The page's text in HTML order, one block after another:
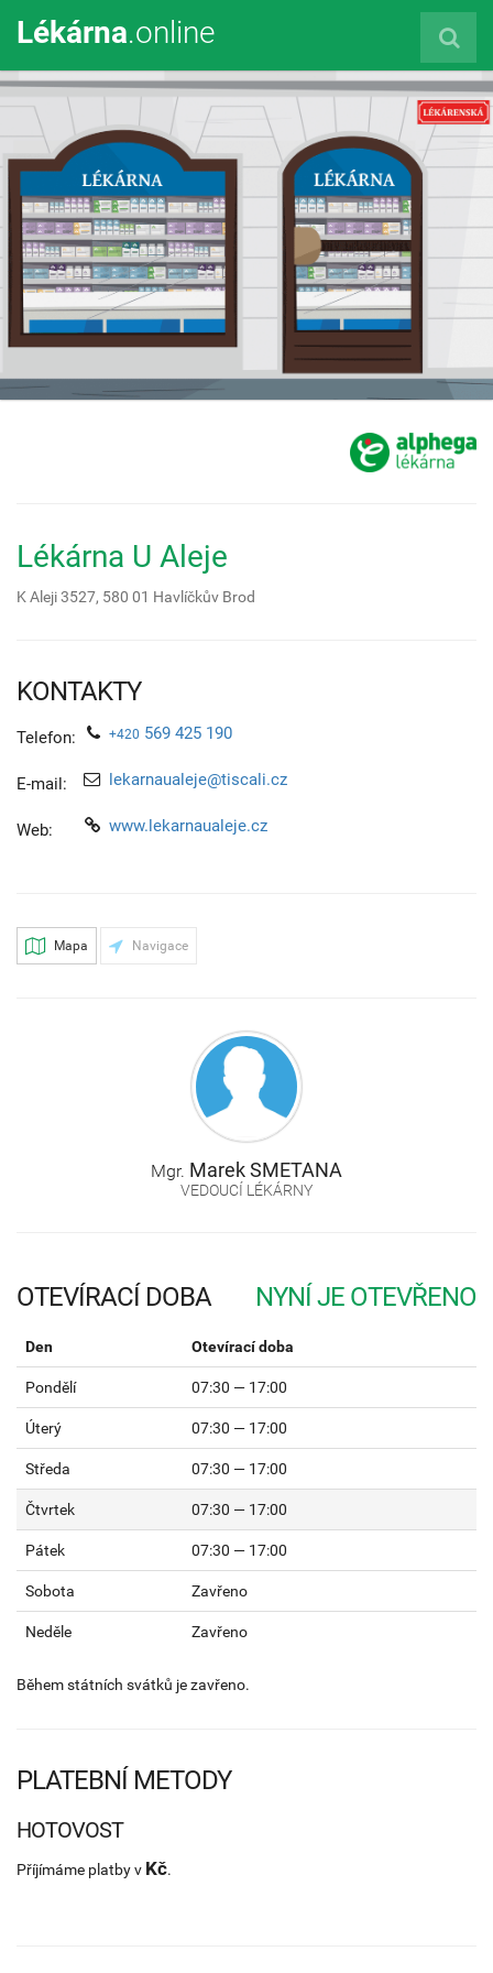
Lékárna.online
Lékárna U Aleje
K Aleji 3527, 580 01 Havlíčkův Brod
KONTAKTY
Telefon: +420 569 425 190
E-mail: lekarnaualeje@tiscali.cz
Web: www.lekarnaualeje.cz
Mapa Navigace
Mgr. MarekSMETANA
VEDOUCÍ LÉKÁRNY
OTEVÍRACÍ DOBA
Den Otevírací doba
Pondělí 07:30 — 17:00
Úterý 07:30 — 17:00
Středa 07:30 — 17:00
Čtvrtek 07:30 — 17:00
Pátek 07:30 — 17:00
Sobota Zavřeno
Neděle Zavřeno
Během státních svátků je zavřeno.
PLATEBNÍ METODY
HOTOVOST
Příjímáme platby v Kč.